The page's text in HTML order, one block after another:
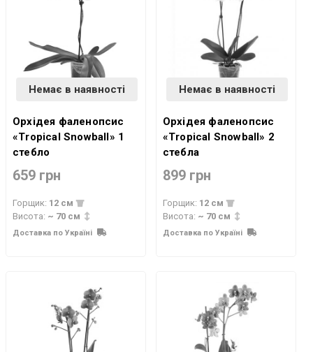
Немає в наявності
Орхідея фаленопсис
«Tropical Snowball» 1
стебло
659 грн
Горщик: 12 см
Висота: ~ 70 см
Доставка по Україні
Немає в наявності
Орхідея фаленопсис
«Tropical Snowball» 2
стебла
899 грн
Горщик: 12 см
Висота: ~ 70 см
Доставка по Україні